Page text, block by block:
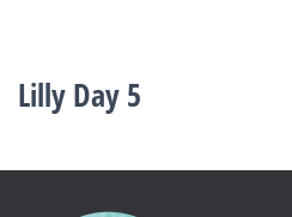
Lilly Day 5